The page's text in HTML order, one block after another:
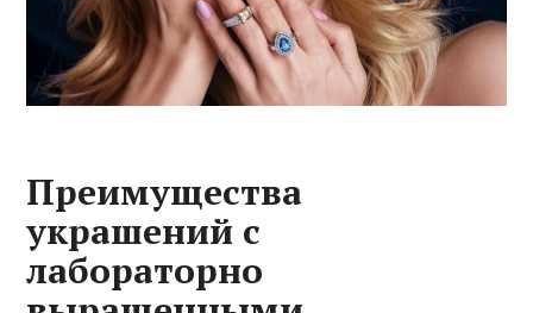
Преимущества
украшений с
лабораторно